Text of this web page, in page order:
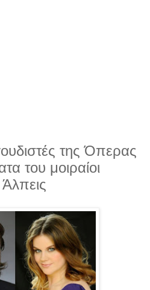
της Όπερας
του μοιραίοι